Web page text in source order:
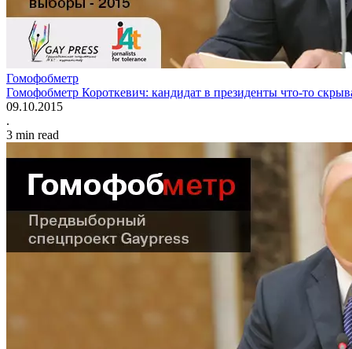
Гомофобметр
Гомофобметр Короткевич: кандидат в президенты что-то
09.10.2015
.
3 min read